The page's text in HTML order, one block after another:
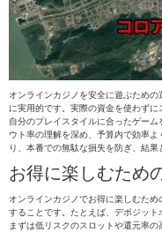
オンラインカジノを安全に遊ぶための
に実用的です。実際の資金を使わずに
自分のプレイスタイルに合ったゲー
ウト率の理解を深め、予算内で効率
り、本番での無駄な損失を防ぎ、結果
お得に楽しむため
オンラインカジノでお得に楽しむた
することです。たとえば、デポジット
まずは低リスクのスロットや還元率